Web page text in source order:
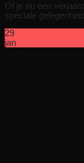
Of je nu een
speciale
29
jan